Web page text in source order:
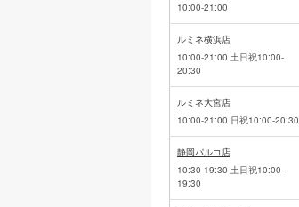
10:00-21:00
ルミネ横浜店
10:00-21:00 土日祝10:00-
20:30
ルミネ大宮店
10:00-21:00 日祝10:00-20:30
静岡パルコ店
10:30-19:30 土日祝10:00-
19:30